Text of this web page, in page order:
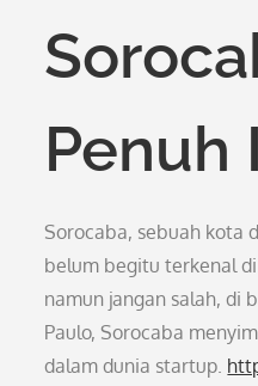
Penuh
Sorocaba, sebuah kota
belum begitu terkenal
namun jangan salah, di
Paulo, Sorocaba
dalam dunia startup.